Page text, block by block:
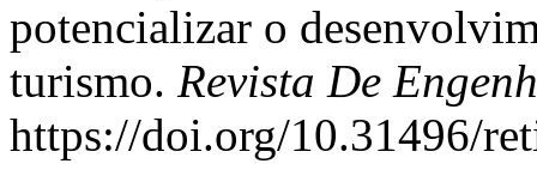
potencializar o
turismo. Revista De
https://doi.org/10.31496/